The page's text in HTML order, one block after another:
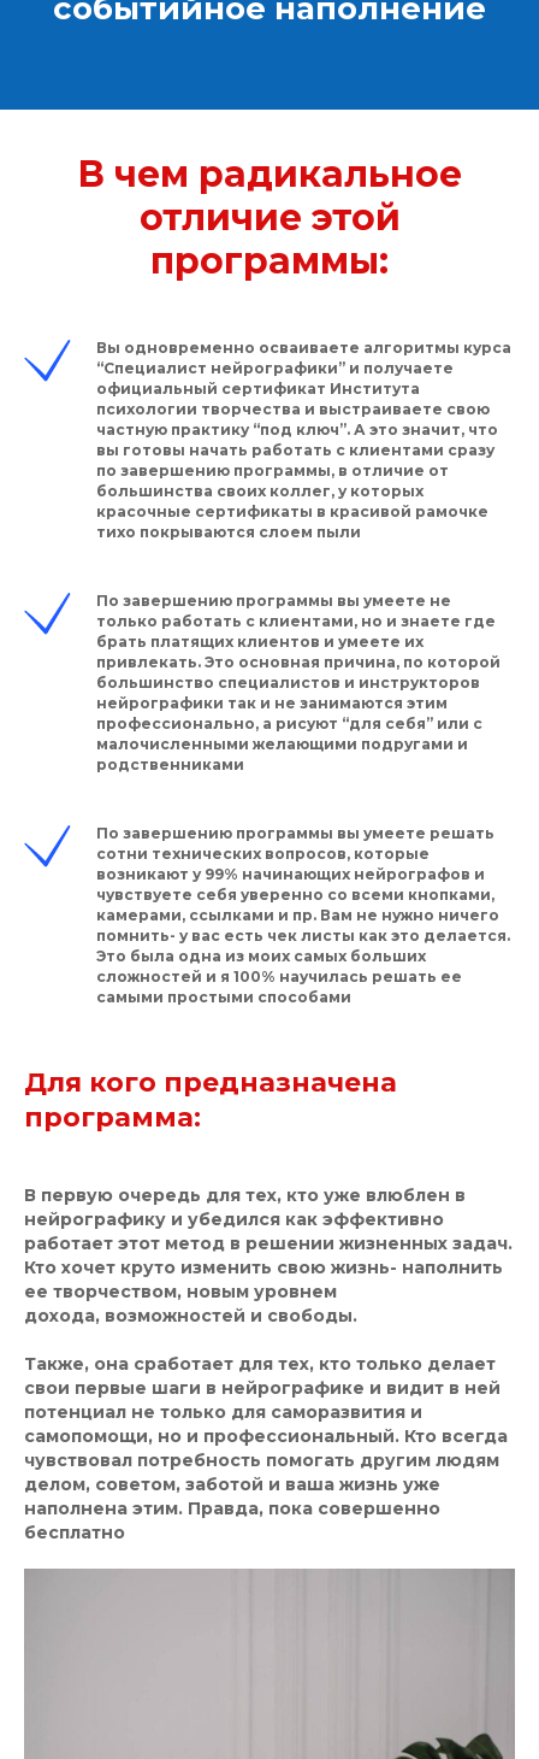
событийное наполнение
В чем радикальное
отличие этой
программы:
Вы одновременно осваиваете алгоритмы курса
“Специалист нейрографики” и получаете
официальный сертификат Института
психологии творчества и выстраиваете свою
частную практику “под ключ”. А это значит, что
вы готовы начать работать с клиентами сразу
по завершению программы, в отличие от
большинства своих коллег, у которых
красочные сертификаты в красивой рамочке
тихо покрываются слоем пыли
По завершению программы вы умеете не
только работать с клиентами, но и знаете где
брать платящих клиентов и умеете их
привлекать. Это основная причина, по которой
большинство специалистов и инструкторов
нейрографики так и не занимаются этим
профессионально, а рисуют “для себя” или с
малочисленными желающими подругами и
родственниками
По завершению программы вы умеете решать
сотни технических вопросов, которые
возникают у 99% начинающих нейрографов и
чувствуете себя уверенно со всеми кнопками,
камерами, ссылками и пр. Вам не нужно ничего
помнить- у вас есть чек листы как это делается.
Это была одна из моих самых больших
сложностей и я 100% научилась решать ее
самыми простыми способами
Для кого предназначена
программа:
В первую очередь для тех, кто уже влюблен в
нейрографику и убедился как эффективно
работает этот метод в решении жизненных задач.
Кто хочет круто изменить свою жизнь- наполнить
ее творчеством, новым уровнем
дохода, возможностей и свободы.
Также, она сработает для тех, кто только делает
свои первые шаги в нейрографике и видит в ней
потенциал не только для саморазвития и
самопомощи, но и профессиональный. Кто всегда
чувствовал потребность помогать другим людям
делом, советом, заботой и ваша жизнь уже
наполнена этим. Правда, пока совершенно
бесплатно